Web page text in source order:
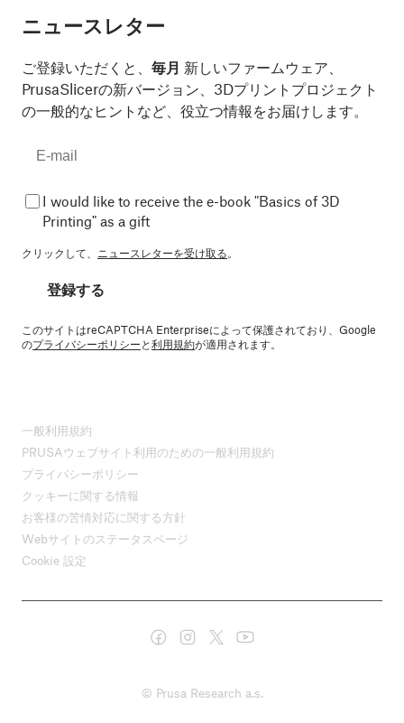
ニュースレター
ご登録いただくと、 毎月 新しいファームウェア、
PrusaSlicerの新バージョン、3Dプリントプロジェクト
の一般的なヒントなど、役立つ情報をお届けします。
I would like to receive the e-book "Basics of 3D
Printing" as a gift
クリックして、 ニュースレターを受け取る。
登録する
このサイトはreCAPTCHA Enterpriseによって保護されており、Google
のプライバシーポリシーと利用規約が適用されます。
一般利用規約
PRUSAウェブサイト利用のための一般利用規約
プライバシーポリシー
クッキーに関する情報
お客様の苦情対応に関する方針
Webサイトのステータスページ
Cookie 設定
© Prusa Research a.s.